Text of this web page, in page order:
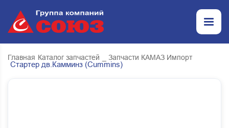
Главная Каталог запчастей _ Запчасти КАМАЗ Импорт
Стартер дв.Камминз (Cummins)